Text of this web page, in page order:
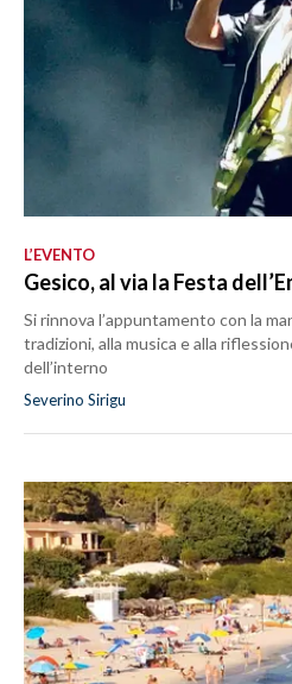
L’EVENTO
Gesico, al via la Festa
Si rinnova l’appuntamento con la
tradizioni, alla musica e alla
dell’interno
Severino Sirigu